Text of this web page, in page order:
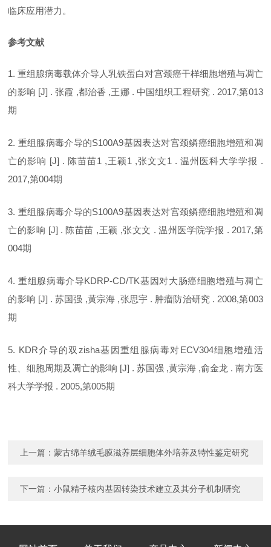
临床应用潜力。
参考文献
1. 重组腺病毒载体介导人乳铁蛋白对宫颈癌干样细胞增殖与凋亡
的影响 [J] . 张霞 ,都治香 ,王娜 . 中国组织工程研究 . 2017,第013
期
2. 重组腺病毒介导的S100A9基因表达对宫颈鳞癌细胞增殖和凋
亡的影响 [J] . 陈苗苗1 ,王颖1 ,张文文1 . 温州医科大学学报 .
2017,第004期
3. 重组腺病毒介导的S100A9基因表达对宫颈鳞癌细胞增殖和凋
亡的影响 [J] . 陈苗苗 ,王颖 ,张文文 . 温州医学院学报 . 2017,第
004期
4. 重组腺病毒介导KDRP-CD/TK基因对大肠癌细胞增殖与凋亡
的影响 [J] . 苏国强 ,黄宗海 ,张思宇 . 肿瘤防治研究 . 2008,第003
期
5. KDR介导的双zisha基因重组腺病毒对ECV304细胞增殖活
性、细胞周期及凋亡的影响 [J] . 苏国强 ,黄宗海 ,俞金龙 . 南方医
科大学学报 . 2005,第005期
上一篇：蒙古绵羊绒毛膜滋养层细胞体外培养及特性鉴定研究
下一篇：小鼠精子核内基因转染技术建立及其分子机制研究